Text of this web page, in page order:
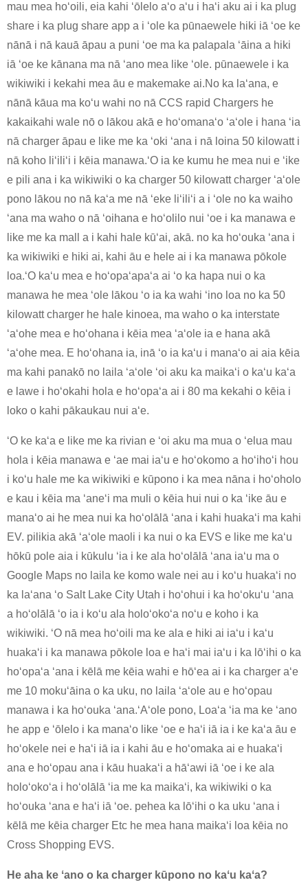
mau mea hoʻoili, eia kahi ʻōlelo aʻo aʻu i haʻi aku ai i ka plug
share i ka plug share app a i ʻole ka pūnaewele hiki iā ʻoe ke
nānā i nā kauā āpau a puni ʻoe ma ka palapala ʻāina a hiki
iā ʻoe ke kānana ma nā ʻano mea like ʻole. pūnaewele i ka
wikiwiki i kekahi mea āu e makemake ai.No ka laʻana, e
nānā kāua ma koʻu wahi no nā CCS rapid Chargers he
kakaikahi wale nō o lākou akā e hoʻomanaʻo ʻaʻole i hana ʻia
nā charger āpau e like me ka ʻoki ʻana i nā loina 50 kilowatt i
nā koho liʻiliʻi i kēia manawa.ʻO ia ke kumu he mea nui e ʻike
e pili ana i ka wikiwiki o ka charger 50 kilowatt charger ʻaʻole
pono lākou no nā kaʻa me nā ʻeke liʻiliʻi a i ʻole no ka waiho
ʻana ma waho o nā ʻoihana e hoʻolilo nui ʻoe i ka manawa e
like me ka mall a i kahi hale kūʻai, akā. no ka hoʻouka ʻana i
ka wikiwiki e hiki ai, kahi āu e hele ai i ka manawa pōkole
loa.ʻO kaʻu mea e hoʻopaʻapaʻa ai ʻo ka hapa nui o ka
manawa he mea ʻole lākou ʻo ia ka wahi ʻino loa no ka 50
kilowatt charger he hale kinoea, ma waho o ka interstate
ʻaʻohe mea e hoʻohana i kēia mea ʻaʻole ia e hana akā
ʻaʻohe mea. E hoʻohana ia, inā ʻo ia kaʻu i manaʻo ai aia kēia
ma kahi panakō no laila ʻaʻole ʻoi aku ka maikaʻi o kaʻu kaʻa
e lawe i hoʻokahi hola e hoʻopaʻa ai i 80 ma kekahi o kēia i
loko o kahi pākaukau nui aʻe.
ʻO ke kaʻa e like me ka rivian e ʻoi aku ma mua o ʻelua mau
hola i kēia manawa e ʻae mai iaʻu e hoʻokomo a hoʻihoʻi hou
i koʻu hale me ka wikiwiki e kūpono i ka mea nāna i hoʻoholo
e kau i kēia ma ʻaneʻi ma muli o kēia hui nui o ka ʻike āu e
manaʻo ai he mea nui ka hoʻolālā ʻana i kahi huakaʻi ma kahi
EV. pilikia akā ʻaʻole maoli i ka nui o ka EVS e like me kaʻu
hōkū pole aia i kūkulu ʻia i ke ala hoʻolālā ʻana iaʻu ma o
Google Maps no laila ke komo wale nei au i koʻu huakaʻi no
ka laʻana ʻo Salt Lake City Utah i hoʻohui i ka hoʻokuʻu ʻana
a hoʻolālā ʻo ia i koʻu ala holoʻokoʻa noʻu e koho i ka
wikiwiki. ʻO nā mea hoʻoili ma ke ala e hiki ai iaʻu i kaʻu
huakaʻi i ka manawa pōkole loa e haʻi mai iaʻu i ka lōʻihi o ka
hoʻopaʻa ʻana i kēlā me kēia wahi e hōʻea ai i ka charger aʻe
me 10 mokuʻāina o ka uku, no laila ʻaʻole au e hoʻopau
manawa i ka hoʻouka ʻana.ʻAʻole pono, Loaʻa ʻia ma ke ʻano
he app e ʻōlelo i ka manaʻo like ʻoe e haʻi iā ia i ke kaʻa āu e
hoʻokele nei e haʻi iā ia i kahi āu e hoʻomaka ai e huakaʻi
ana e hoʻopau ana i kāu huakaʻi a hāʻawi iā ʻoe i ke ala
holoʻokoʻa i hoʻolālā ʻia me ka maikaʻi, ka wikiwiki o ka
hoʻouka ʻana e haʻi iā ʻoe. pehea ka lōʻihi o ka uku ʻana i
kēlā me kēia charger Etc he mea hana maikaʻi loa kēia no
Cross Shopping EVS.
He aha ke ʻano o ka charger kūpono no kaʻu kaʻa?